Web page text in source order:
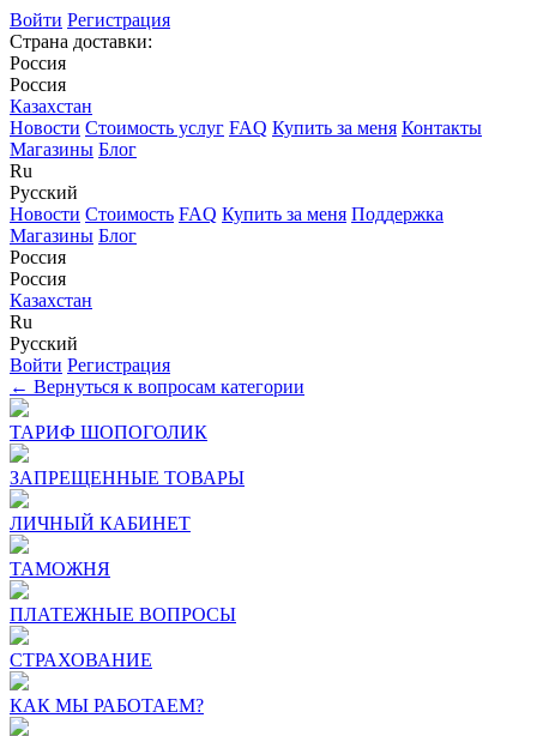
Войти Регистрация
Страна доставки:
Россия
Россия
Казахстан
Новости Стоимость услуг FAQ Купить за меня Контакты
Магазины Блог
Ru
Русский
Новости Стоимость FAQ Купить за меня Поддержка
Магазины Блог
Россия
Россия
Казахстан
Ru
Русский
Войти Регистрация
← Вернуться к вопросам категории
ТАРИФ ШОПОГОЛИК
ЗАПРЕЩЕННЫЕ ТОВАРЫ
ЛИЧНЫЙ КАБИНЕТ
ТАМОЖНЯ
ПЛАТЕЖНЫЕ ВОПРОСЫ
СТРАХОВАНИЕ
КАК МЫ РАБОТАЕМ?